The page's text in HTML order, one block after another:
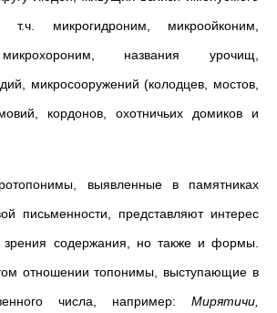
т.ч. микрогидроним, микроойконим,
названия урочищ,
микросооружений (колодцев, мостов,
кордонов, охотничьих домиков и
выявленные в памятниках
письменности, представляют интерес
зрения содержания, но также и формы.
отношении топонимы, выступающие в
числа, например: Мирятичи,